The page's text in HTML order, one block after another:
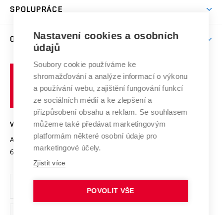
Celoživotní vzdělávání
E-přihláška
Harmonogram akademického roku
Závěrečné práce
Doktorské studium
Zpracování osobních údajů studentů
Sociální bezpečí
Studium bez bariér
Podpora podnikání
Mezinárodní vědecká rada
Systém zajišťování kvality výzkumu
Výzkumné infrastruktury
Transfer znalostí
Open Science
Projekty
Projekty ze strukturálních fondů
Specifický výzkum
SPOLUPRÁCE
Firemní spolupráce
Zahraniční spolupráce
Spolupráce se školami
Mezinárodní dohody
Univerzitní sítě
O UNIVERZITĚ
Profil univerzity
Udržitelná univerzita
Podnikavá univerzita / ContriBUTe
Bezpečná univerzita
Vyznamenání
Organizační struktura
Ochrana osobních údajů
učení
technické
Brně
VYSOKÉ UČENÍ TECHNICKÉ V BRNĚ
Antonínská 548/1
602 00 Brno
www.vut.cz
vut@vutbr.cz
Nastavení cookies a osobních
údajů
Soubory cookie používáme ke
shromažďování a analýze informací o výkonu
a používání webu, zajištění fungování funkcí
ze sociálních médií a ke zlepšení a
přizpůsobení obsahu a reklam. Se souhlasem
můžeme také předávat marketingovým
platformám některé osobní údaje pro
marketingové účely.
Zjistit více
POVOLIT VŠE